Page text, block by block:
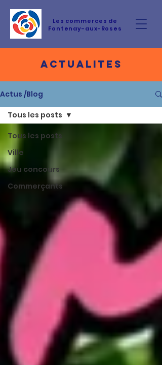
Les commerces de
Fontenay-aux-Roses
ACTUALITES
Actus /Blog
Tous les posts
Ville
Jeu concours
Commerçants
Tous les posts